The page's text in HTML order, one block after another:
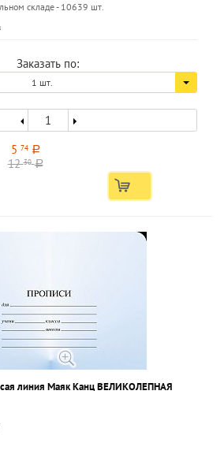
складе - 10639 шт.
Заказать по:
1 шт.
5 74 a
1230 a
линия Маяк Канц ВЕЛИКОЛЕПНАЯ